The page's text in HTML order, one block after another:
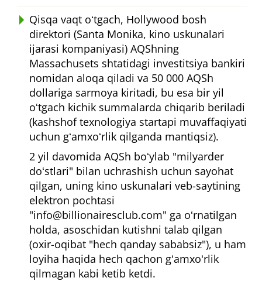
Qisqa vaqt oʻtgach, Hollywood bosh
direktori (Santa Monika, kino uskunalari
ijarasi kompaniyasi) AQShning
Massachusets shtatidagi investitsiya bankiri
nomidan aloqa qiladi va 50 000 AQSh
dollariga sarmoya kiritadi, bu esa bir yil
oʻtgach kichik summalarda chiqarib beriladi
(kashshof texnologiya startapi muvaffaqiyati
uchun gʻamxoʻrlik qilganda mantiqsiz).
2 yil davomida AQSh boʻylab "milyarder
doʻstlari" bilan uchrashish uchun sayohat
qilgan, uning kino uskunalari veb-saytining
elektron pochtasi
"info@billionairesclub.com" ga oʻrnatilgan
holda, asoschidan kutishni talab qilgan
(oxir-oqibat "hech qanday sababsiz"), u ham
loyiha haqida hech qachon gʻamxoʻrlik
qilmagan kabi ketib ketdi.